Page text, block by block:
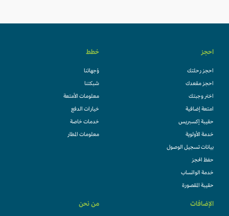
احجز
احجز رحلتك
احجز مقعدك
اختر وجبتك
امتعة إضافية
حقيبة إكسبريس
خدمة الأولوية
بيانات تسجيل الوصول
حفظ الحجز
خدمة الواتساب
حقيبة المقصورة
خطط
وُجهاتنا
شبكتنا
معلومات الأمتعة
خيارات الدفع
خدمات خاصة
معلومات المطار
الإضافات من نحن